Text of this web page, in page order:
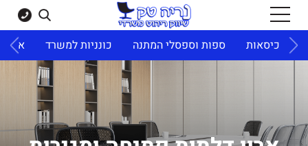
כיסאות ספות וספסלי המתנה כונניות למשרד